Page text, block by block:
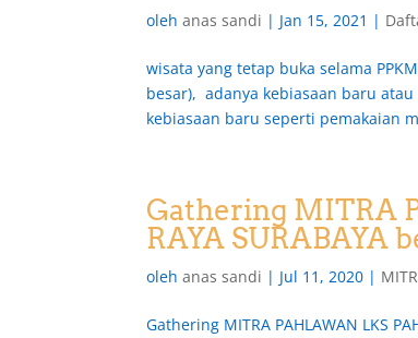
olehanas sandi | Jan 15, 2021 |
wisata yang tetap buka selama
besar), adanya kebiasaan baru
kebiasaan baru seperti pemakaian
Gathering MITRA
RAYA SURABAYA
olehanas sandi | Jul 11, 2020 |
Gathering MITRA PAHLAWAN LKS